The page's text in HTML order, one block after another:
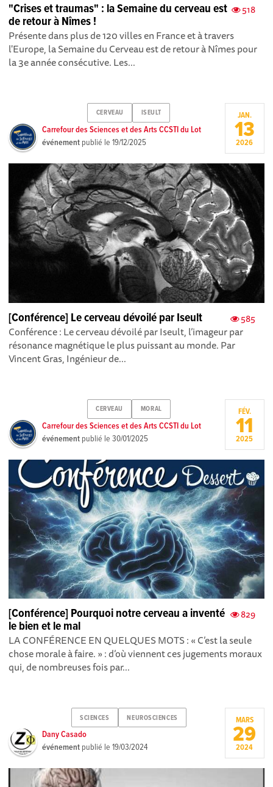
518
"Crises et traumas" : la Semaine du cerveau est
de retour à Nîmes !
Présente dans plus de 120 villes en France et à travers
l'Europe, la Semaine du Cerveau est de retour à Nîmes pour
la 3e année consécutive. Les...
CERVEAU ISEULT
Carrefour des Sciences et des Arts CCSTI du Lot
événement publié le19/12/2025
JAN.
13
2026
585
[Conférence] Le cerveau dévoilé par Iseult
Conférence : Le cerveau dévoilé par Iseult, l’imageur par
résonance magnétique le plus puissant au monde. Par
Vincent Gras, Ingénieur de...
CERVEAU MORAL
Carrefour des Sciences et des Arts CCSTI du Lot
événement publié le30/01/2025
FÉV.
11
2025
829
[Conférence] Pourquoi notre cerveau a inventé
le bien et le mal
LA CONFÉRENCE EN QUELQUES MOTS : « C’est la seule
chose morale à faire. » : d’où viennent ces jugements moraux
qui, de nombreuses fois par...
SCIENCES NEUROSCIENCES
Dany Casado
événement publié le19/03/2024
MARS
29
2024